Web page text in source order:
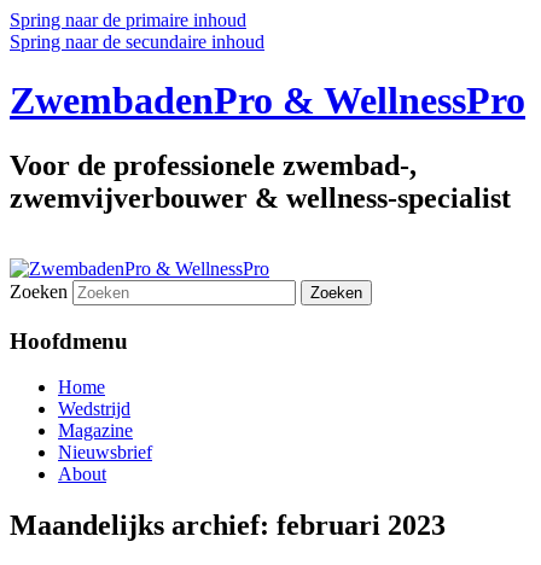
Spring naar de primaire inhoud
Spring naar de secundaire inhoud
ZwembadenPro & WellnessPro
Voor de professionele zwembad-,
zwemvijverbouwer & wellness-specialist
Zoeken
Hoofdmenu
Home
Wedstrijd
Magazine
Nieuwsbrief
About
Maandelijks archief: februari 2023